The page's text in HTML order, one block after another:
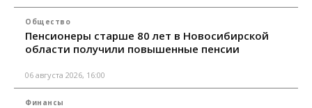
Общество
Пенсионеры старше 80 лет в Новосибирской
области получили повышенные пенсии
06 августа 2026, 16:00
Финансы